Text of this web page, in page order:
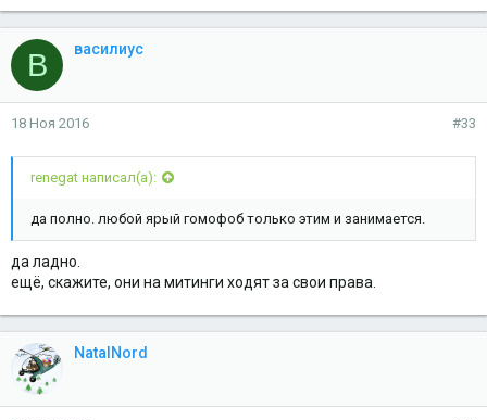
В василиус
18 Ноя 2016 #33
renegat написал(а):
да полно. любой ярый гомофоб только этим и занимается.
да ладно.
ещё, скажите, они на митинги ходят за свои права.
NatalNord